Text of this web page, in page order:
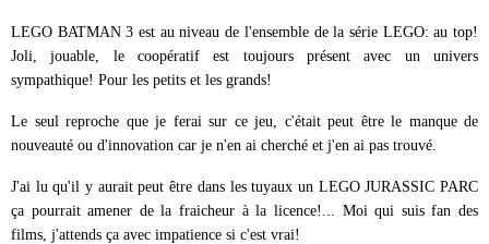
LEGO BATMAN 3 est au niveau de l'ensemble de la série LEGO: au top!
Joli, jouable, le coopératif est toujours présent avec un univers
sympathique! Pour les petits et les grands!
Le seul reproche que je ferai sur ce jeu, c'était peut être le manque de
nouveauté ou d'innovation car je n'en ai cherché et j'en ai pas trouvé.
J'ai lu qu'il y aurait peut être dans les tuyaux un LEGO JURASSIC PARC
ça pourrait amener de la fraicheur à la licence!... Moi qui suis fan des
films, j'attends ça avec impatience si c'est vrai!